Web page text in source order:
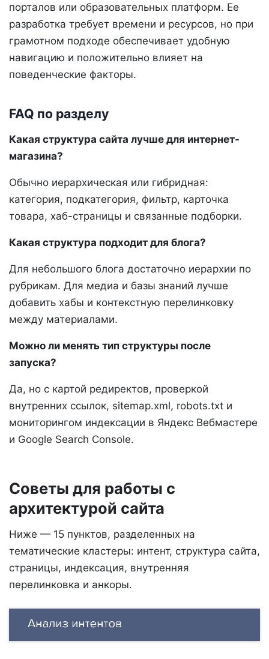
порталов или образовательных платформ. Ее
разработка требует времени и ресурсов, но при
грамотном подходе обеспечивает удобную
навигацию и положительно влияет на
поведенческие факторы.
FAQ по разделу
Какая структура сайта лучше для интернет-
магазина?
Обычно иерархическая или гибридная:
категория, подкатегория, фильтр, карточка
товара, хаб-страницы и связанные подборки.
Какая структура подходит для блога?
Для небольшого блога достаточно иерархии по
рубрикам. Для медиа и базы знаний лучше
добавить хабы и контекстную перелинковку
между материалами.
Можно ли менять тип структуры после
запуска?
Да, но с картой редиректов, проверкой
внутренних ссылок, sitemap.xml, robots.txt и
мониторингом индексации в Яндекс Вебмастере
и Google Search Console.
Советы для работы с
архитектурой сайта
Ниже — 15 пунктов, разделенных на
тематические кластеры: интент, структура сайта,
страницы, индексация, внутренняя
перелинковка и анкоры.